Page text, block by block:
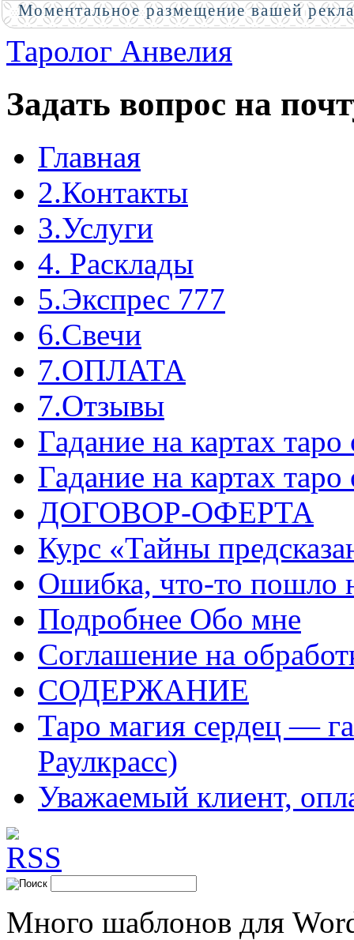
Таролог Анвелия
Задать вопрос на
Главная
2.Контакты
3.Услуги
4. Расклады
5.Экспрес 777
6.Свечи
7.ОПЛАТА
7.Отзывы
Гадание на картах
Гадание на картах
ДОГОВОР-ОФЕРТА
Курс «Тайны
Ошибка, что-то пошло
Подробнее Обо мне
Соглашение на
СОДЕРЖАНИЕ
Таро магия сердец —
Раулкрасс)
Уважаемый клиент,
Много шаблонов для
Моментальное размещение вашей